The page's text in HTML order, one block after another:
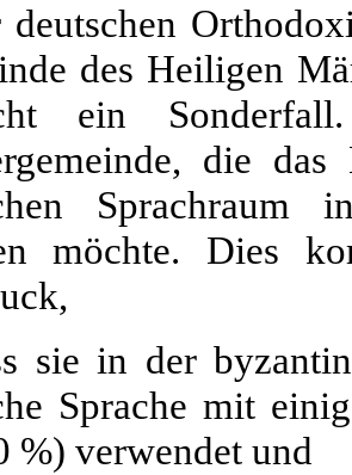
deutschen
des Heiligen
ein
die
Sprachraum
möchte. Dies
sie in der
Sprache mit
%) verwendet und